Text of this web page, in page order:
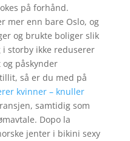
på forhånd.
mer enn bare Oslo, og
og brukte boliger slik
storby ikke reduserer
påskynder
så er du med på
kvinner – knuller
samtidig som
Dopo la
jenter i bikini sexy